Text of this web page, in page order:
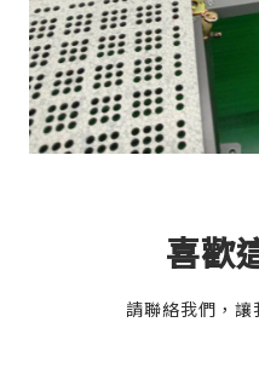
喜歡
請聯絡我們，